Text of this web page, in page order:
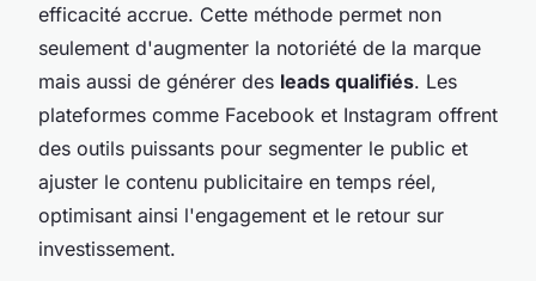
efficacité accrue. Cette méthode permet non
seulement d'augmenter la notoriété de la marque
mais aussi de générer des leads qualifiés. Les
plateformes comme Facebook et Instagram offrent
des outils puissants pour segmenter le public et
ajuster le contenu publicitaire en temps réel,
optimisant ainsi l'engagement et le retour sur
investissement.